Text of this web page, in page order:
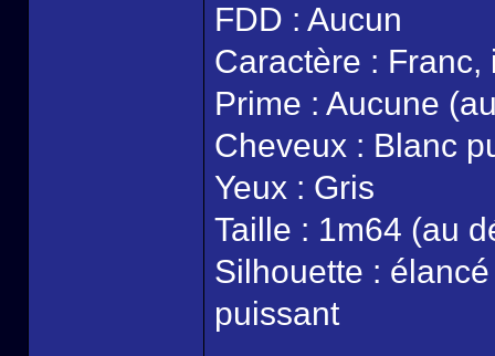
FDD : Aucun
Caractère :
Prime : Aucune
Cheveux : Blanc
Yeux : Gris
Taille : 1m64 (au
Silhouette :
puissant